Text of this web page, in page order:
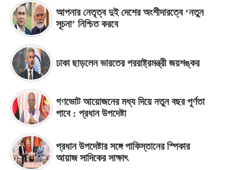
আপনার নেতৃত্ব দুই দেশের অংশীদারত্বে ‘নতুন
সূচনা’ নিশ্চিত করবে
ঢাকা ছাড়লেন ভারতের পররাষ্ট্রমন্ত্রী জয়শঙ্কর
গণভোট আয়োজনের মধ্য দিয়ে নতুন বছর পূর্ণতা
পাবে : প্রধান উপদেষ্টা
প্রধান উপদেষ্টার সঙ্গে পাকিস্তানের স্পিকার
আয়াজ সাদিকের সাক্ষাৎ